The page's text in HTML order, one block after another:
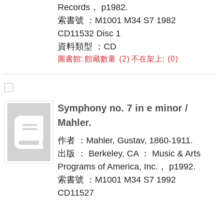
Records， p1982.
索書號 ：M1001 M34 S7 1982
CD11532 Disc 1
資料類型 ：CD
圖書館: 館藏數量 2 不在架上: 0
Symphony no. 7 in e minor /
Mahler.
作者 ：Mahler, Gustav, 1860-1911.
出版 ： Berkeley, CA ： Music & Arts
Programs of America, Inc.， p1992.
索書號 ：M1001 M34 S7 1992
CD11527